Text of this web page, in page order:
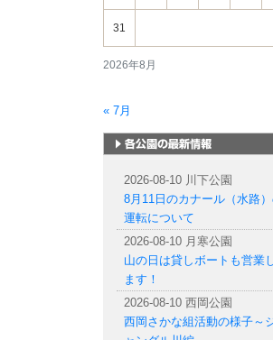
2026年8月
31
« 7月
2026-08-10 川下公園
8月11日のカナール（水路
運転について
2026-08-10 月寒公園
山の日は貸しボートも営業
ます！
2026-08-10 西岡公園
西岡さかな組活動の様子～